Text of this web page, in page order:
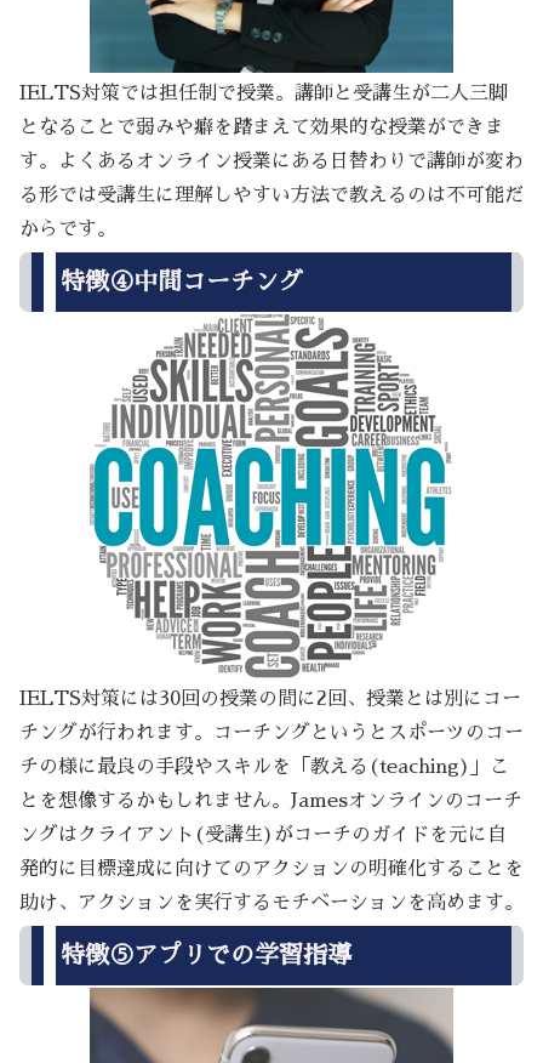
IELTS対策では担任制で授業。講師と受講生が二人三脚
となることで弱みや癖を踏まえて効果的な授業ができま
す。よくあるオンライン授業にある日替わりで講師が変わ
る形では受講生に理解しやすい方法で教えるのは不可能だ
からです。
特徴④中間コーチング
IELTS対策には30回の授業の間に2回、授業とは別にコー
チングが行われます。コーチングというとスポーツのコー
チの様に最良の手段やスキルを「教える(teaching)」こ
とを想像するかもしれません。Jamesオンラインのコーチ
ングはクライアント(受講生)がコーチのガイドを元に自
発的に目標達成に向けてのアクションの明確化することを
助け、アクションを実行するモチベーションを高めます。
特徴⑤アプリでの学習指導